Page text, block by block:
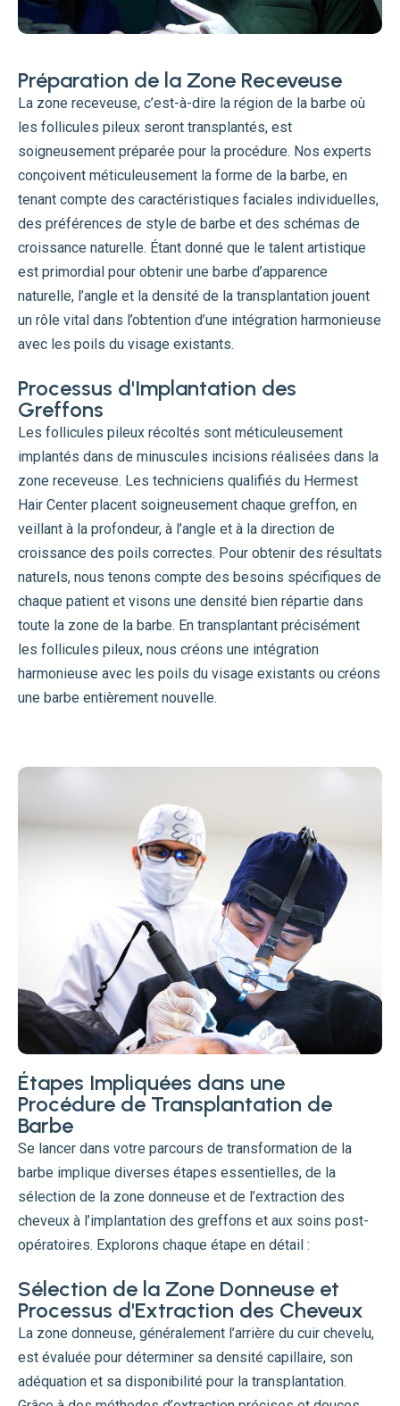
Préparation de la Zone Receveuse
La zone receveuse, c’est-à-dire la région de la barbe où
les follicules pileux seront transplantés, est
soigneusement préparée pour la procédure. Nos experts
conçoivent méticuleusement la forme de la barbe, en
tenant compte des caractéristiques faciales individuelles,
des préférences de style de barbe et des schémas de
croissance naturelle. Étant donné que le talent artistique
est primordial pour obtenir une barbe d’apparence
naturelle, l’angle et la densité de la transplantation jouent
un rôle vital dans l’obtention d’une intégration harmonieuse
avec les poils du visage existants.
Processus d'Implantation des
Greffons
Les follicules pileux récoltés sont méticuleusement
implantés dans de minuscules incisions réalisées dans la
zone receveuse. Les techniciens qualifiés du Hermest
Hair Center placent soigneusement chaque greffon, en
veillant à la profondeur, à l’angle et à la direction de
croissance des poils correctes. Pour obtenir des résultats
naturels, nous tenons compte des besoins spécifiques de
chaque patient et visons une densité bien répartie dans
toute la zone de la barbe. En transplantant précisément
les follicules pileux, nous créons une intégration
harmonieuse avec les poils du visage existants ou créons
une barbe entièrement nouvelle.
Étapes Impliquées dans une
Procédure de Transplantation de
Barbe
Se lancer dans votre parcours de transformation de la
barbe implique diverses étapes essentielles, de la
sélection de la zone donneuse et de l’extraction des
cheveux à l’implantation des greffons et aux soins post-
opératoires. Explorons chaque étape en détail :
Sélection de la Zone Donneuse et
Processus d'Extraction des Cheveux
La zone donneuse, généralement l’arrière du cuir chevelu,
est évaluée pour déterminer sa densité capillaire, son
adéquation et sa disponibilité pour la transplantation.